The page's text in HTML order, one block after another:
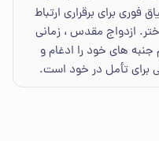
فوری برای برقراری ارتباط
ازدواج مقدس ، زمانی
جنبه های خود را ادغام و
برای تأمل در خود است.